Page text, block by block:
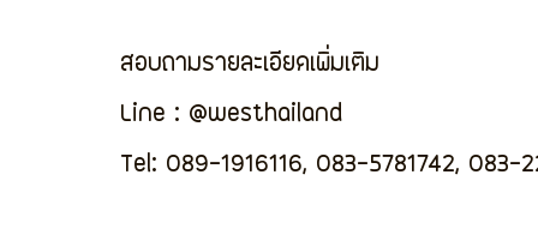
สอบถามรายละเอียดเพิ่มเติม
Line : @westhailand
Tel: 089-1916116, 083-5781742, 083-